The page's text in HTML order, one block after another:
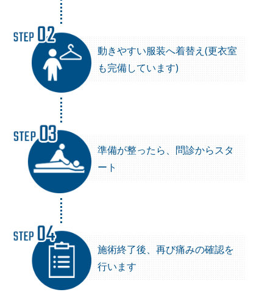
動きやすい服装へ着替え(更衣室
も完備しています)
準備が整ったら、問診からスタ
ート
施術終了後、再び痛みの確認を
行います